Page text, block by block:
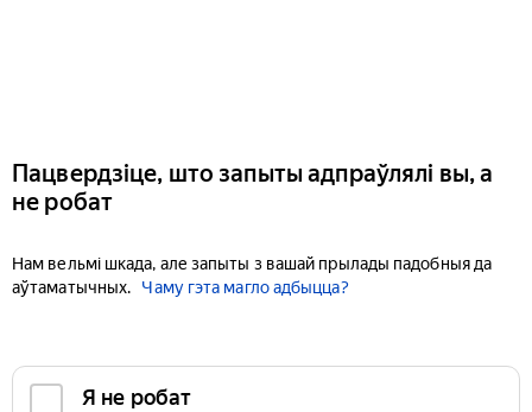
Пацвердзіце, што запыты адпраўлялі вы, а
не робат
Нам вельмі шкада, але запыты з вашай прылады падобныя да
аўтаматычных.
Чаму гэта магло адбыцца?
Я не робат